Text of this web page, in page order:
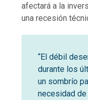
afectará a la
una recesión
“El débil
durante los
un sombrío
necesidad